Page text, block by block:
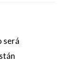
será